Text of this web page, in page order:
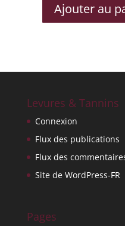
QUANTITÉ
ANGES
Ajouter au
Levures & Tannins
Connexion
Flux des publications
Flux des
Site de WordPress-FR
Pages